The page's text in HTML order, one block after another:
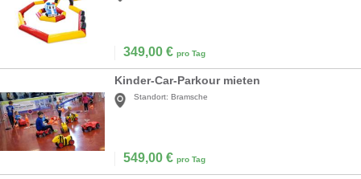
349,00 € pro Tag
Kinder-Car-Parkour mieten
Standort: Bramsche
549,00 € pro Tag